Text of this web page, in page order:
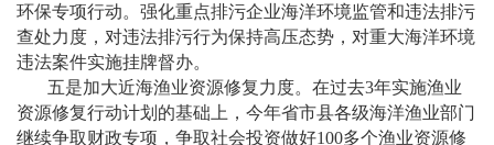
环保专项行动。强化重点排污企业海洋环境监管和违法排污
查处力度，对违法排污行为保持高压态势，对重大海洋环境
违法案件实施挂牌督办。
五是加大近海渔业资源修复力度。在过去3年实施渔业
资源修复行动计划的基础上，今年省市县各级海洋渔业部门
继续争取财政专项，争取社会投资做好100多个渔业资源修